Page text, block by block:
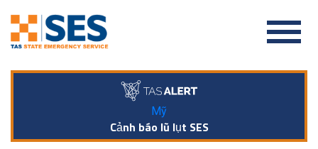
Mỹ
Cảnh báo lũ lụt SES